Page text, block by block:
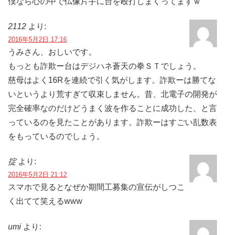
2112 より:
2016年5月2日 17:16
うみさん、おしいです。
もっとも詐欺ー台はデジハネ蒼天の拳ＳＴでしょう。
慈母はよく16Rを連続で引く気がします。詐欺ーは勝てな
いというより荒すぎて収束しません。昔、北電子の開発が
完全確率なのだけどうまく波を作ることに成功した、と言
っているのを見たことがあります。詐欺ーはすごい乱数表
をもっているのでしょう。
掟 より:
2016年5月2日 21:12
スマホで見るとなぜか期間工募集の宣伝がしつこ
く出てて笑えるwww
umi より: